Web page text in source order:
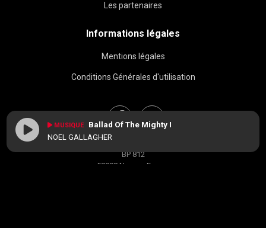
Les partenaires
Informations légales
Mentions légales
Conditions Générales d'utilisation
BP 812
58008 Nevers, France
MUSIQUE Ballad Of The Mighty I
NOEL GALLAGHER